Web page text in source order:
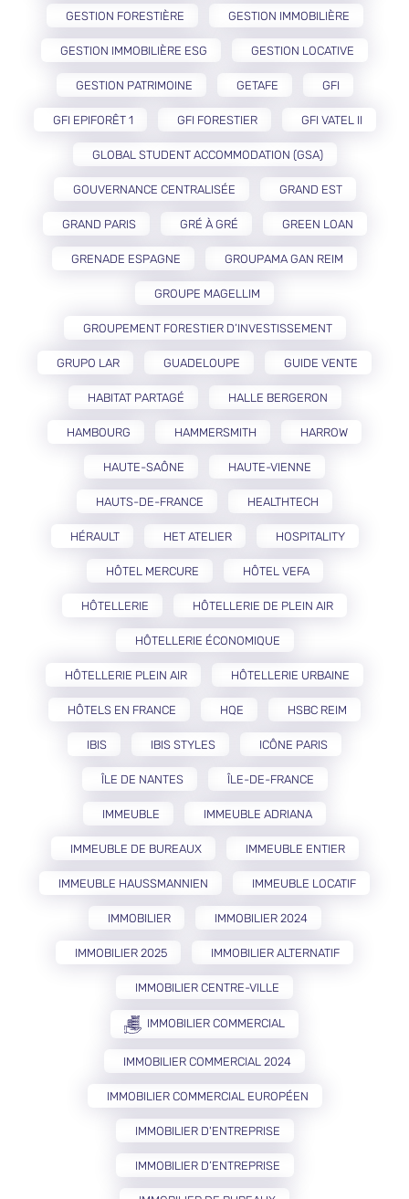
GESTION FORESTIÈRE GESTION IMMOBILIÈRE
GESTION IMMOBILIÈRE ESG GESTION LOCATIVE
GESTION PATRIMOINE GETAFE GFI
GFI EPIFORÊT 1 GFI FORESTIER GFI VATEL II
GLOBAL STUDENT ACCOMMODATION (GSA)
GOUVERNANCE CENTRALISÉE GRAND EST
GRAND PARIS GRÉ À GRÉ GREEN LOAN
GRENADE ESPAGNE GROUPAMA GAN REIM
GROUPE MAGELLIM
GROUPEMENT FORESTIER D’INVESTISSEMENT
GRUPO LAR GUADELOUPE GUIDE VENTE
HABITAT PARTAGÉ HALLE BERGERON
HAMBOURG HAMMERSMITH HARROW
HAUTE-SAÔNE HAUTE-VIENNE
HAUTS-DE-FRANCE HEALTHTECH
HÉRAULT HET ATELIER HOSPITALITY
HÔTEL MERCURE HÔTEL VEFA
HÔTELLERIE HÔTELLERIE DE PLEIN AIR
HÔTELLERIE ÉCONOMIQUE
HÔTELLERIE PLEIN AIR HÔTELLERIE URBAINE
HÔTELS EN FRANCE HQE HSBC REIM
IBIS IBIS STYLES ICÔNE PARIS
ÎLE DE NANTES ÎLE-DE-FRANCE
IMMEUBLE IMMEUBLE ADRIANA
IMMEUBLE DE BUREAUX IMMEUBLE ENTIER
IMMEUBLE HAUSSMANNIEN IMMEUBLE LOCATIF
IMMOBILIER IMMOBILIER 2024
IMMOBILIER 2025 IMMOBILIER ALTERNATIF
IMMOBILIER CENTRE-VILLE
IMMOBILIER COMMERCIAL
IMMOBILIER COMMERCIAL 2024
IMMOBILIER COMMERCIAL EUROPÉEN
IMMOBILIER D'ENTREPRISE
IMMOBILIER D’ENTREPRISE